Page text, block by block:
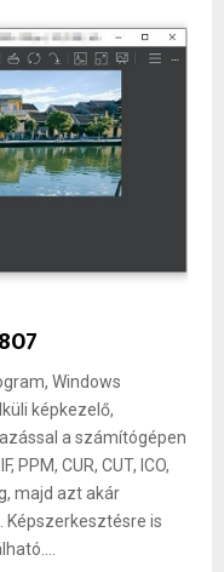
Windows
képkezelő,
a számítógépen
PPM, CUR, CUT, ICO,
majd azt akár
is